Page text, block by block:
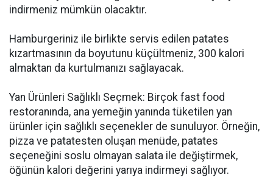
indirmeniz mümkün olacaktır.
Hamburgeriniz ile birlikte servis edilen patates
kızartmasının da boyutunu küçültmeniz, 300 kalori
almaktan da kurtulmanızı sağlayacak.
Yan Ürünleri Sağlıklı Seçmek: Birçok fast food
restoranında, ana yemeğin yanında tüketilen yan
ürünler için sağlıklı seçenekler de sunuluyor. Örneğin,
pizza ve patatesten oluşan menüde, patates
seçeneğini soslu olmayan salata ile değiştirmek,
öğünün kalori değerini yarıya indirmeyi sağlıyor.